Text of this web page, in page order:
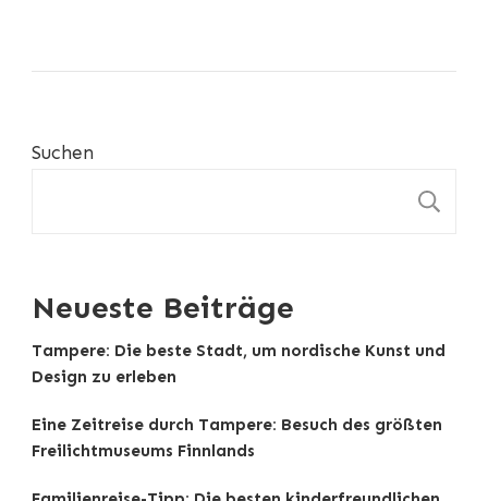
Suchen
Neueste Beiträge
Tampere: Die beste Stadt, um nordische Kunst und
Design zu erleben
Eine Zeitreise durch Tampere: Besuch des größten
Freilichtmuseums Finnlands